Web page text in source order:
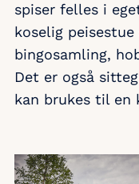
spiser felles i
koselig
bingosamling,
Det er også
kan brukes til en